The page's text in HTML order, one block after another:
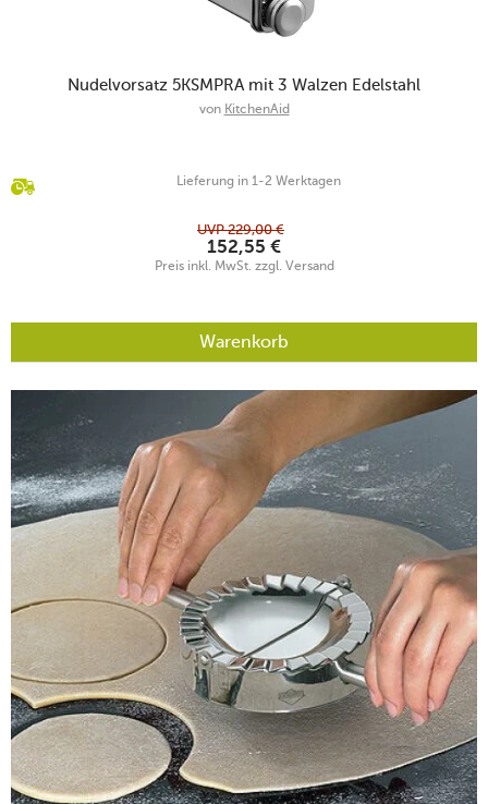
Nudelvorsatz 5KSMPRA mit 3 Walzen Edelstahl
von KitchenAid
Lieferung in 1-2 Werktagen
UVP229,00 €
152,55 €
Preis inkl. MwSt. zzgl. Versand
Warenkorb